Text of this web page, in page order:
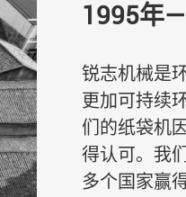
1995年
锐志机械是
更加可持续
们的纸袋机
得认可。我
多个国家赢